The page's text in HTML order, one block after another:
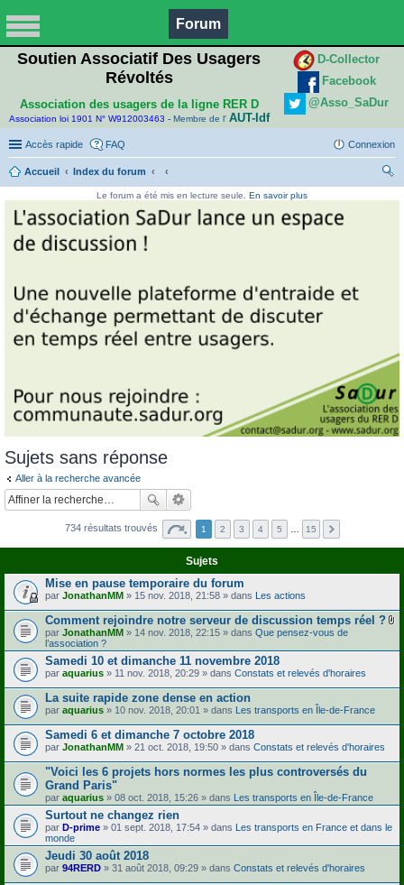
Forum
Soutien Associatif Des Usagers
Révoltés
Association des usagers de la ligne RER D
Association loi 1901 N° W912003463 - Membre de l' AUT-Idf
D-Collector
Facebook
@Asso_SaDur
Accès rapide FAQ Connexion
Accueil
Index du forum
Le forum a été mis en lecture seule. En savoir plus
Sujets sans réponse
Aller à la recherche avancée
734 résultats trouvés 1 2 3 4 5 … 15
Sujets
Mise en pause temporaire du forum
par JonathanMM » 15 nov. 2018, 21:58 » dans Les actions
Comment rejoindre notre serveur de discussion temps réel ?
c
)
i
s
par JonathanMM » 14 nov. 2018, 22:15 » dans Que pensez-vous de
l’association ?
Samedi 10 et dimanche 11 novembre 2018
par aquarius » 11 nov. 2018, 20:29 » dans Constats et relevés d'horaires
La suite rapide zone dense en action
par aquarius » 10 nov. 2018, 20:01 » dans Les transports en Île-de-France
Samedi 6 et dimanche 7 octobre 2018
par JonathanMM » 21 oct. 2018, 19:50 » dans Constats et relevés d'horaires
"Voici les 6 projets hors normes les plus controversés du
Grand Paris"
par aquarius » 08 oct. 2018, 15:26 » dans Les transports en Île-de-France
Surtout ne changez rien
par D-prime » 01 sept. 2018, 17:54 » dans
Les transports en France et dans le
monde
Jeudi 30 août 2018
par 94RERD » 31 août 2018, 09:29 » dans Constats et relevés d'horaires